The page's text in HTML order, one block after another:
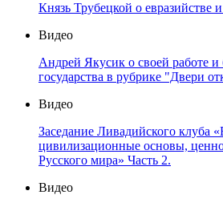
Князь Трубецкой о евразийстве
Видео
Андрей Якусик о своей работе
государства в рубрике "Двери
Видео
Заседание Ливадийского клуба
цивилизационные основы,
Русского мира» Часть 2.
Видео